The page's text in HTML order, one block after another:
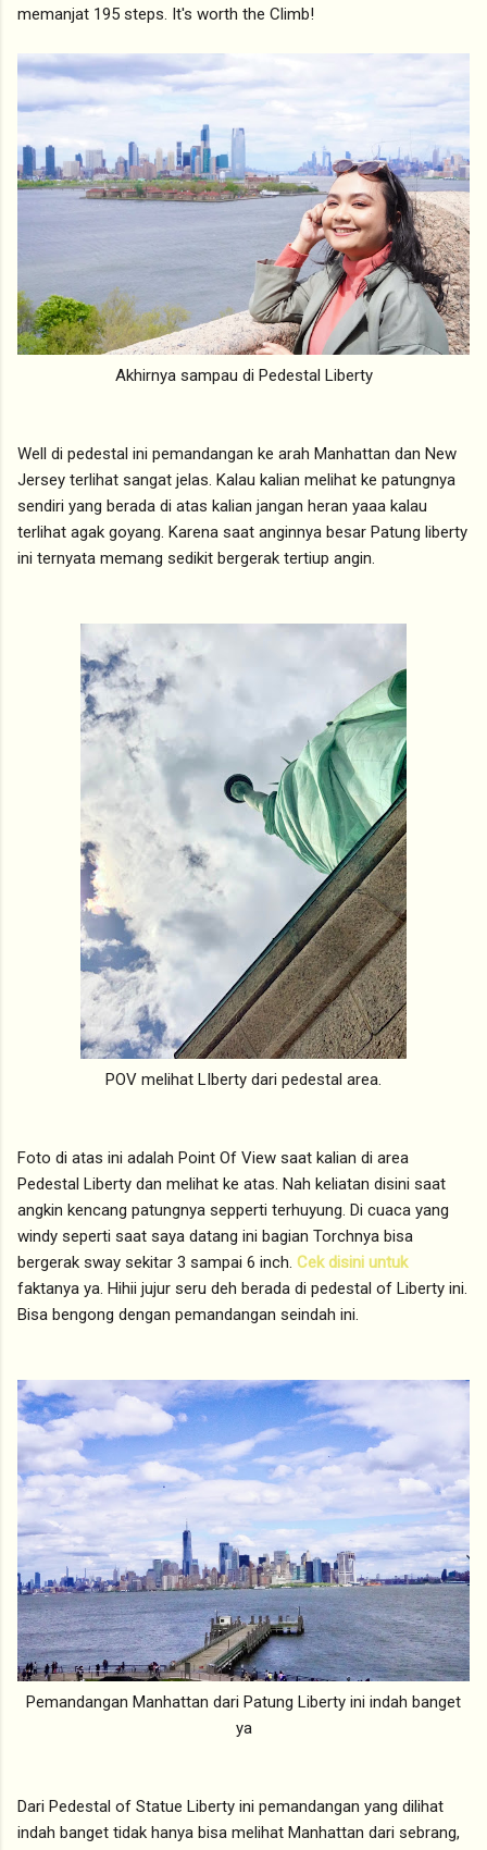
memanjat 195 steps. It's worth the Climb!
Akhirnya sampau di Pedestal Liberty
Well di pedestal ini pemandangan ke arah Manhattan dan New
Jersey terlihat sangat jelas. Kalau kalian melihat ke patungnya
sendiri yang berada di atas kalian jangan heran yaaa kalau
terlihat agak goyang. Karena saat anginnya besar Patung liberty
ini ternyata memang sedikit bergerak tertiup angin.
POV melihat LIberty dari pedestal area.
Foto di atas ini adalah Point Of View saat kalian di area
Pedestal Liberty dan melihat ke atas. Nah keliatan disini saat
angkin kencang patungnya sepperti terhuyung. Di cuaca yang
windy seperti saat saya datang ini bagian Torchnya bisa
bergerak sway sekitar 3 sampai 6 inch. Cek disini untuk
faktanya ya. Hihii jujur seru deh berada di pedestal of Liberty ini.
Bisa bengong dengan pemandangan seindah ini.
Pemandangan Manhattan dari Patung Liberty ini indah banget
ya
Dari Pedestal of Statue Liberty ini pemandangan yang dilihat
indah banget tidak hanya bisa melihat Manhattan dari sebrang,